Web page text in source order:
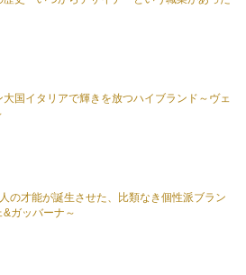
大国イタリアで輝きを放つハイブランド～ヴェ
の才能が誕生させた、比類なき個性派ブラン
&ガッバーナ～